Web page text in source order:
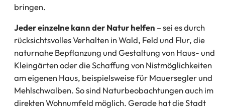
bringen.
Jeder einzelne kann der Natur helfen – sei es durch
rücksichtsvolles Verhalten in Wald, Feld und Flur, die
naturnahe Bepflanzung und Gestaltung von Haus- und
Kleingärten oder die Schaffung von Nistmöglichkeiten
am eigenen Haus, beispielsweise für Mauersegler und
Mehlschwalben. So sind Naturbeobachtungen auch im
direkten Wohnumfeld möglich. Gerade hat die Stadt